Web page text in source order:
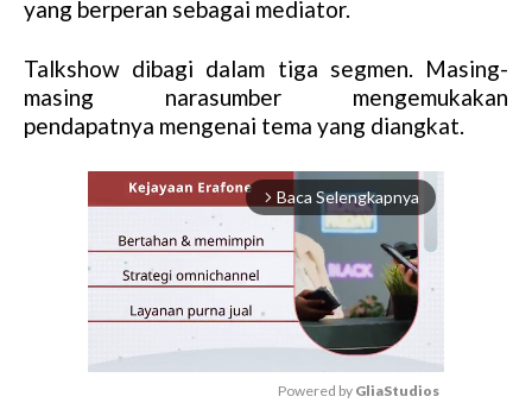
yang berperan sebagai mediator.
Talkshow dibagi dalam tiga segmen. Masing-
masing narasumber mengemukakan
pendapatnya mengenai tema yang diangkat.
arrow_forward_ios Baca Selengkapnya
Powered by GliaStudios